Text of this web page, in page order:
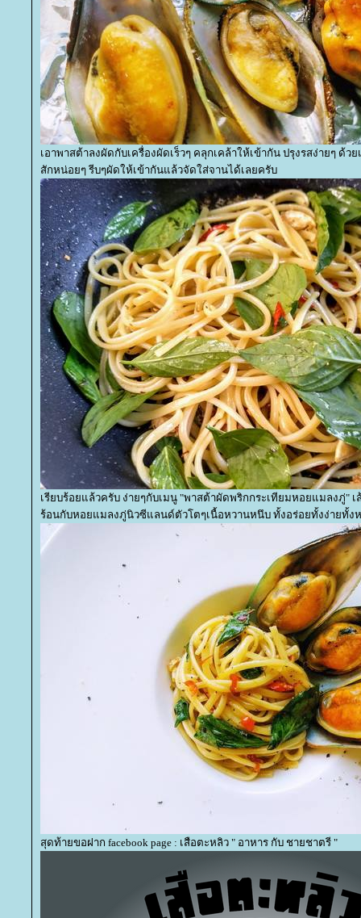
เอาพาสต้าลงผัดกับเครื่องผัดเร็วๆ คลุกเคล้าให้เข้ากัน ปรุงรสง่ายๆ ด้ว
สักหน่อยๆ รีบๆผัดให้เข้ากันแล้วจัดใส่จานได้เลยครับ
เรียบร้อยแล้วครับ ง่ายๆกับเมนู "พาสต้าผัดพริกกระเทียมหอยแมลงภู่"
ร้อนกับหอยแมลงภู่นิวซีแลนด์ตัวโตๆเนื้อหวานหนึบ ทั้งอร่อยทั้งง่ายทั้ง
สุดท้ายขอฝาก facebook page : เสือตะหลิว " อาหาร กับ ชายชาตรี "